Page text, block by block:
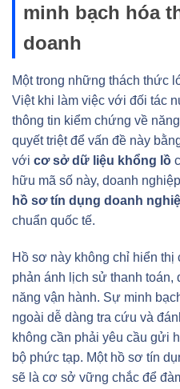
minh bạch hóa
doanh
Một trong những thách thức
Việt khi làm việc với đối tác
thông tin kiểm chứng về
quyết triệt để vấn đề này
với cơ sở dữ liệu khổng lồ
hữu mã số này, doanh
hồ sơ tín dụng doanh
chuẩn quốc tế.
Hồ sơ này không chỉ hiển thị
phản ánh lịch sử thanh toán,
năng vận hành. Sự minh
ngoài dễ dàng tra cứu và
không cần phải yêu cầu gửi
bộ phức tạp. Một hồ sơ tín
sẽ là cơ sở vững chắc để